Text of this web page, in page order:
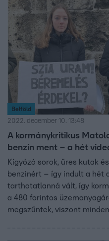
Belföld
2022. december 10. 13:48
A kormánykritikus
benzin ment – a hét
Kígyózó sorok, üres kutak
benzinért – így indult a hét
tarthatatlanná vált, így
a 480 forintos
megszűntek, viszont